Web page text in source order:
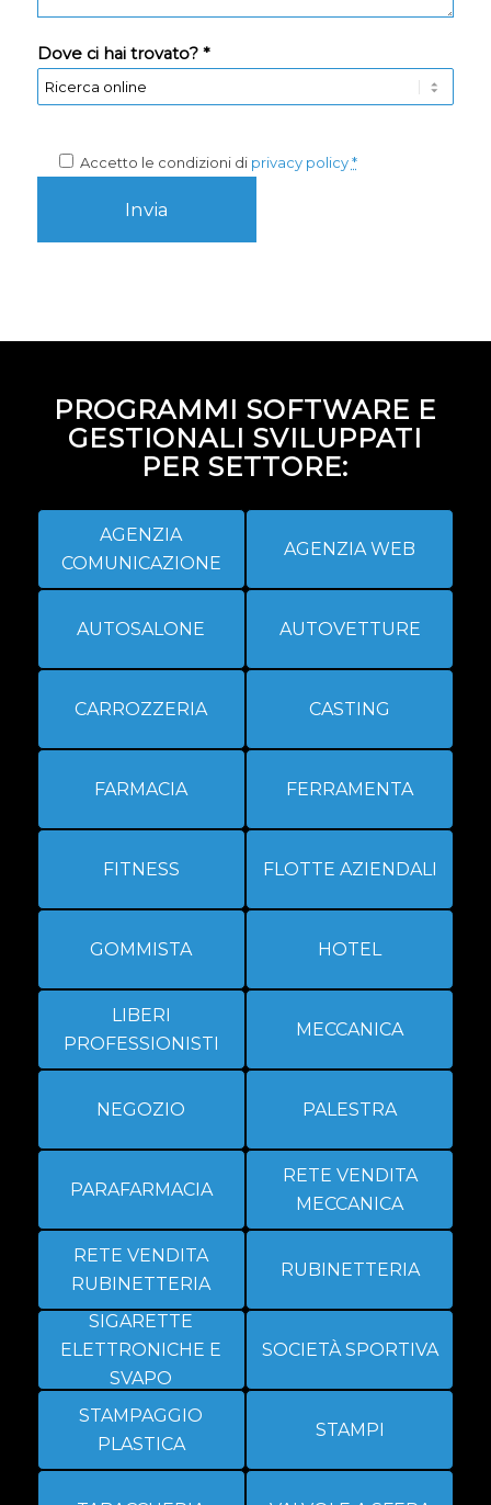
Dove ci hai trovato? *
Accetto le condizioni di privacy policy *
PROGRAMMI SOFTWARE E
GESTIONALI SVILUPPATI
PER SETTORE:
AGENZIA
COMUNICAZIONE
AGENZIA WEB
AUTOSALONE AUTOVETTURE
CARROZZERIA CASTING
FARMACIA FERRAMENTA
FITNESS FLOTTE AZIENDALI
GOMMISTA HOTEL
LIBERI
PROFESSIONISTI
MECCANICA
NEGOZIO PALESTRA
PARAFARMACIA
RETE VENDITA
MECCANICA
RETE VENDITA
RUBINETTERIA
RUBINETTERIA
SIGARETTE
ELETTRONICHE E
SVAPO
SOCIETÀ SPORTIVA
STAMPAGGIO
PLASTICA
STAMPI